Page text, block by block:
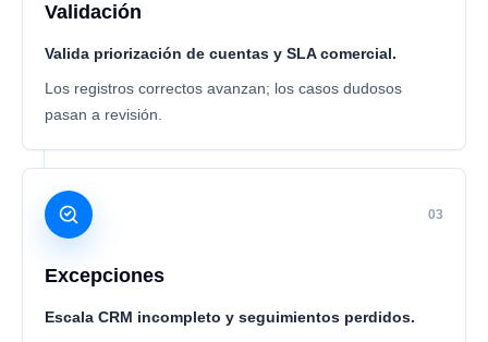
Validación
Valida priorización de cuentas y SLA comercial.
Los registros correctos avanzan; los casos dudosos
pasan a revisión.
03
Excepciones
Escala CRM incompleto y seguimientos perdidos.